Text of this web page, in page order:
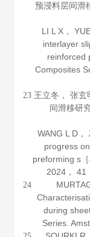
预浸料层间滑
LI L X，
interlayer
reinforced
Composites
23 王立冬， 张
间滑移研
WANG L D
progress
preforming s［
2024， 41
24
during
Series .